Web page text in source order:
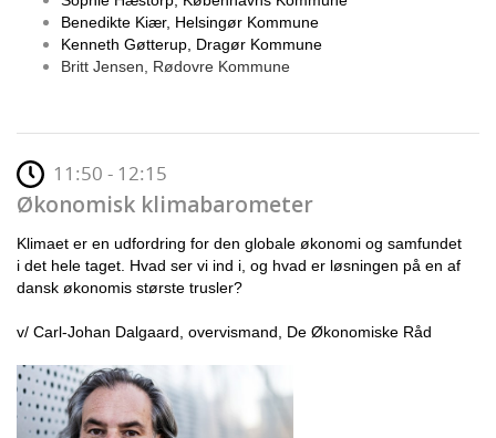
Benedikte Kiær, Helsingør Kommune
Kenneth Gøtterup, Dragør Kommune
Britt Jensen, Rødovre Kommune
11:50 - 12:15
Økonomisk klimabarometer
Klimaet er en udfordring for den globale økonomi og samfundet
i det hele taget. Hvad ser vi ind i, og hvad er løsningen på en af
dansk økonomis største trusler?
v/ Carl-Johan Dalgaard, overvismand, De Økonomiske Råd